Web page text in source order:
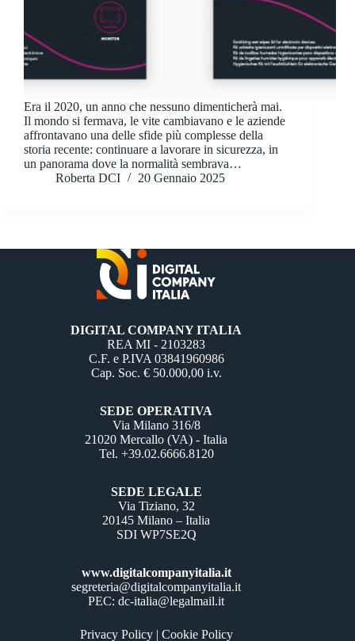
Era il 2020, un anno che nessuno dimenticherà mai.
Il mondo si fermava, le vite cambiavano e le aziende
affrontavano una delle sfide più complesse della
storia recente: continuare a lavorare in sicurezza, in
un panorama dove la normalità sembrava…
Roberta DCI
20 Gennaio 2025
DIGITAL COMPANY ITALIA
REA MI - 2103283
C.F. e P.IVA 03841960986
Cap. Soc. € 50.000,00 i.v.
SEDE OPERATIVA
Via Milano 316/8
21020 Mercallo (VA) - Italia
Tel. +39.02.6666.8120
SEDE LEGALE
Via Tiziano, 32
20145 Milano – Italia
SDI WP7SE2Q
www.digitalcompanyitalia.it
segreteria@digitalcompanyitalia.it
PEC: dc-italia@legalmail.it
Privacy Policy| Cookie Policy